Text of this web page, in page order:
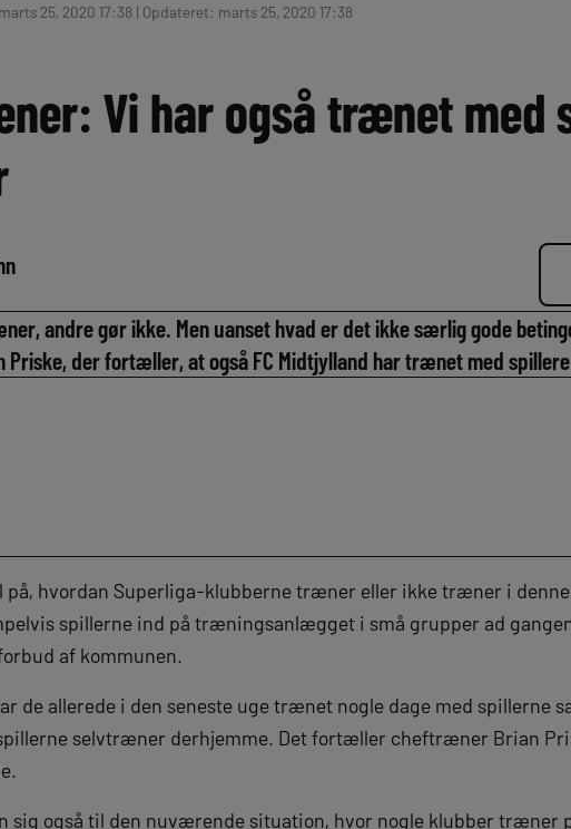
25, 2020 17:38 | Opdateret: marts 25, 2020 17:38
Vi har også trænet med
andre gør ikke. Men uanset hvad er det ikke særlig gode
Priske, der fortæller, at også FC Midtjylland har trænet med
på, hvordan Superliga-klubberne træner eller ikke træner i denne
spillerne ind på træningsanlægget i små grupper ad
af kommunen.
de allerede i den seneste uge trænet nogle dage med spillerne
selvtræner derhjemme. Det fortæller cheftræner Brian
sig også til den nuværende situation, hvor nogle klubber træner